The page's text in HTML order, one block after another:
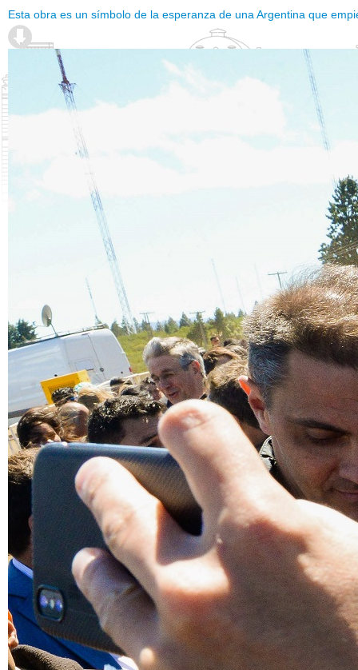
Esta obra es un símbolo de la esperanza de una Argentina que